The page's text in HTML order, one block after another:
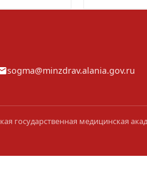
sogma@minzdrav.alania.gov.ru
государственная медицинская